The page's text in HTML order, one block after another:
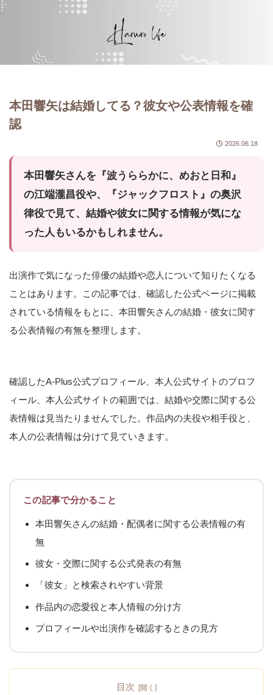
本田響矢は結婚してる？彼女や公表情報を確
認
2026.06.18
本田響矢さんを『波うららかに、めおと日和』
の江端瀧昌役や、『ジャックフロスト』の奥沢
律役で見て、結婚や彼女に関する情報が気にな
った人もいるかもしれません。
出演作で気になった俳優の結婚や恋人について知りたくなる
ことはあります。この記事では、確認した公式ページに掲載
されている情報をもとに、本田響矢さんの結婚・彼女に関す
る公表情報の有無を整理します。
確認したA-Plus公式プロフィール、本人公式サイトのプロフ
ィール、本人公式サイトの範囲では、結婚や交際に関する公
表情報は見当たりませんでした。作品内の夫役や相手役と、
本人の公表情報は分けて見ていきます。
この記事で分かること
本田響矢さんの結婚・配偶者に関する公表情報の有
無
彼女・交際に関する公式発表の有無
「彼女」と検索されやすい背景
作品内の恋愛役と本人情報の分け方
プロフィールや出演作を確認するときの見方
目次